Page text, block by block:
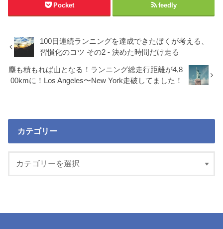
Pocket feedly
100日連続ランニングを達成できたぼくが考える、
習慣化のコツ その2 - 決めた時間だけ走る
塵も積もれば山となる！ランニング総走行距離が4,8
00kmに！Los Angeles〜New York走破してました！
カテゴリー